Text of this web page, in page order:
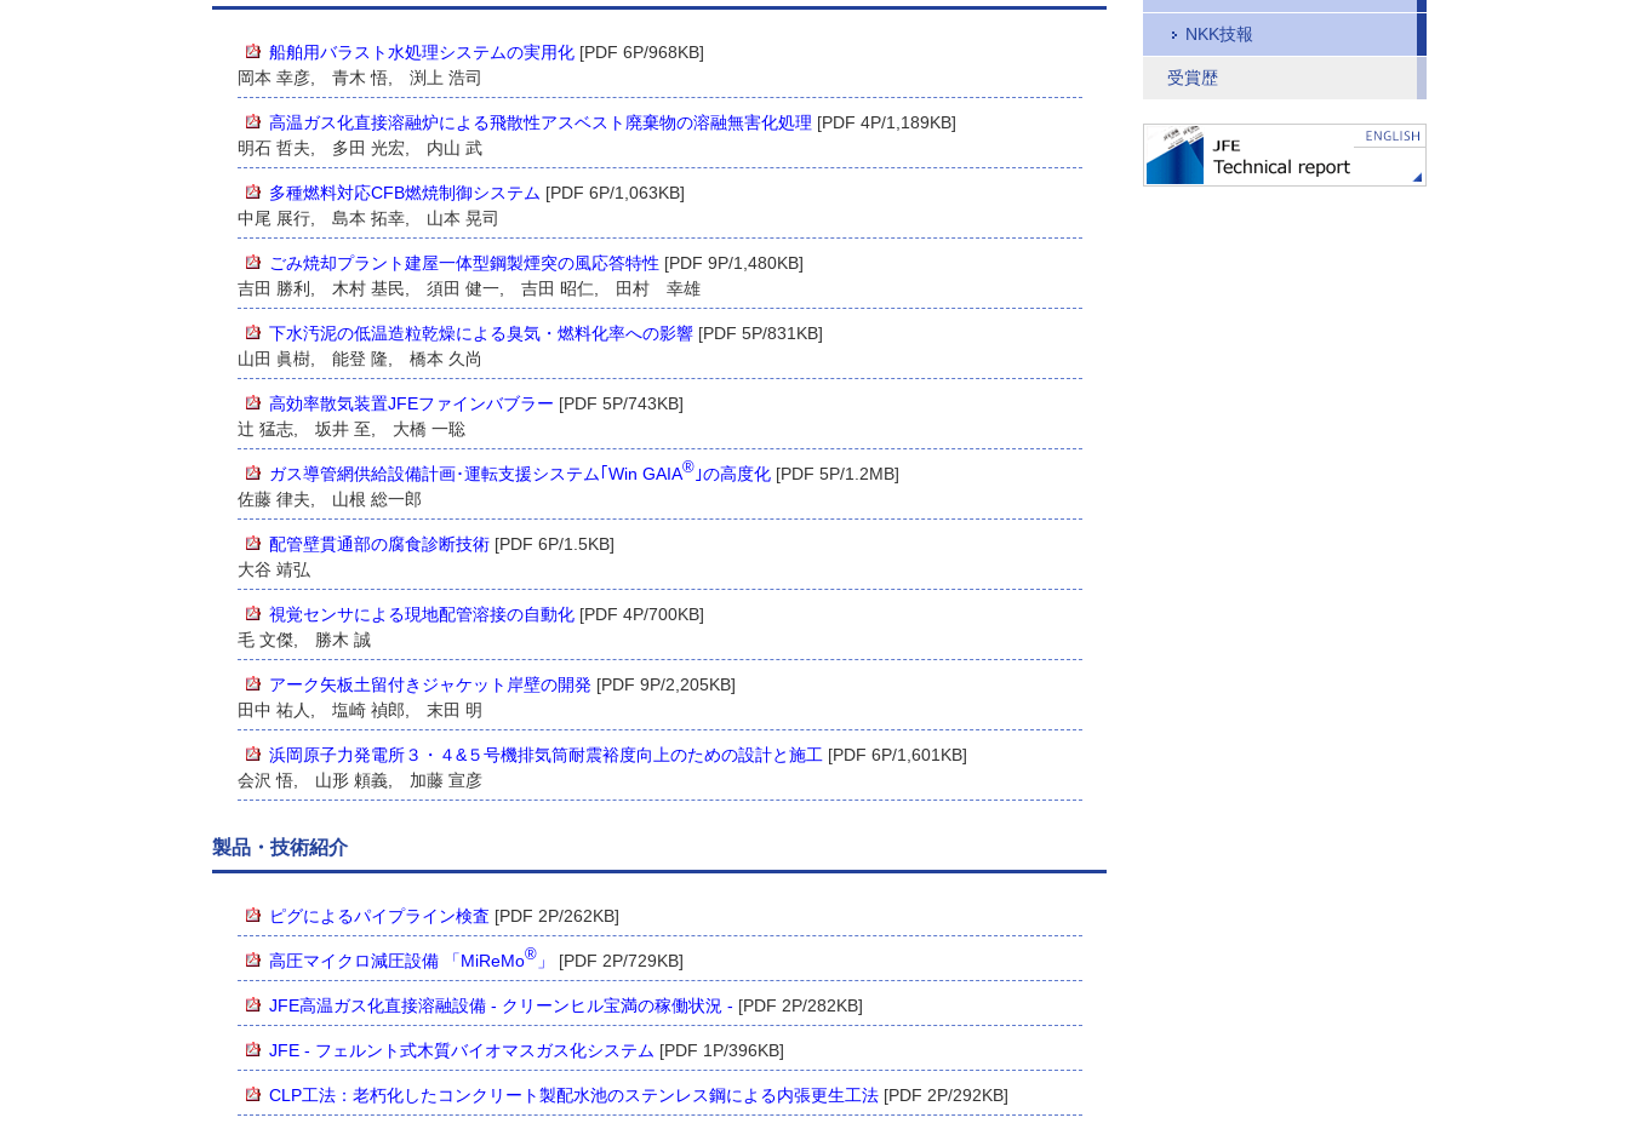
船舶用バラスト水処理システムの実用化 [PDF 6P/968KB]
岡本 幸彦, 青木 悟, 渕上 浩司
高温ガス化直接溶融炉による飛散性アスベスト廃棄物の溶融無害化処理 [PDF 4P/1,189KB]
明石 哲夫, 多田 光宏, 内山 武
多種燃料対応CFB燃焼制御システム [PDF 6P/1,063KB]
中尾 展行, 島本 拓幸, 山本 晃司
ごみ焼却プラント建屋一体型鋼製煙突の風応答特性 [PDF 9P/1,480KB]
吉田 勝利, 木村 基民, 須田 健一, 吉田 昭仁, 田村 幸雄
下水汚泥の低温造粒乾燥による臭気・燃料化率への影響 [PDF 5P/831KB]
山田 眞樹, 能登 隆, 橋本 久尚
高効率散気装置JFEファインバブラー [PDF 5P/743KB]
辻 猛志, 坂井 至, 大橋 一聡
ガス導管網供給設備計画･運転支援システム｢Win GAIA® ｣の高度化 [PDF 5P/1.2MB]
佐藤 律夫, 山根 総一郎
配管壁貫通部の腐食診断技術 [PDF 6P/1.5KB]
大谷 靖弘
視覚センサによる現地配管溶接の自動化 [PDF 4P/700KB]
毛 文傑, 勝木 誠
アーク矢板土留付きジャケット岸壁の開発 [PDF 9P/2,205KB]
田中 祐人, 塩崎 禎郎, 末田 明
浜岡原子力発電所３・４&５号機排気筒耐震裕度向上のための設計と施工 [PDF 6P/1,601KB]
会沢 悟, 山形 頼義, 加藤 宣彦
製品・技術紹介
ピグによるパイプライン検査 [PDF 2P/262KB]
高圧マイクロ減圧設備 「MiReMo® 」 [PDF 2P/729KB]
JFE高温ガス化直接溶融設備 - クリーンヒル宝満の稼働状況 - [PDF 2P/282KB]
JFE - フェルント式木質バイオマスガス化システム [PDF 1P/396KB]
CLP工法：老朽化したコンクリート製配水池のステンレス鋼による内張更生工法 [PDF 2P/292KB]
NKK技報
受賞歴